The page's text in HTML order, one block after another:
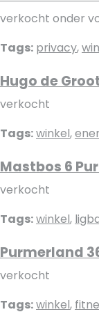
verkocht onder
Tags: privacy,
Hugo de
verkocht
Tags:winkel,
Mastbos 6
verkocht
Tags:winkel,
Purmerland
verkocht
Tags:winkel,